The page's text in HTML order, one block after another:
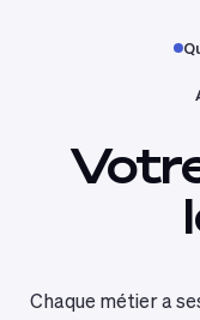
Chaque métier a